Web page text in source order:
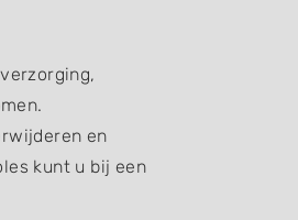
en
kunt u bij een